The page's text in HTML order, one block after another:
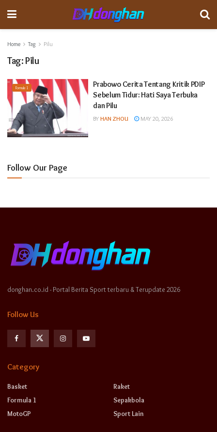
Home Tag Pilu
Tag:Pilu
Formula 1
Prabowo Cerita Tentang Kritik PDIP
Sebelum Tidur: Hati Saya Terbuka
dan Pilu
BY HAN ZHOU MAY 20, 2026
Follow Our Page
donghan.co.id - Portal Berita Sport terbaru & Terupdate 2026
Follow Us
Category
Basket
Formula 1
MotoGP
Raket
Sepakbola
Sport Lain